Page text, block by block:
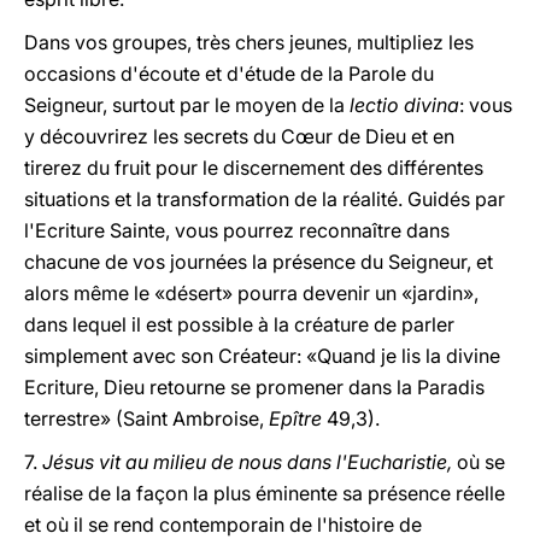
Dans vos groupes, très chers jeunes, multipliez les
occasions d'écoute et d'étude de la Parole du
Seigneur, surtout par le moyen de la lectio divina: vous
y découvrirez les secrets du Cœur de Dieu et en
tirerez du fruit pour le discernement des différentes
situations et la transformation de la réalité. Guidés par
l'Ecriture Sainte, vous pourrez reconnaître dans
chacune de vos journées la présence du Seigneur, et
alors même le «désert» pourra devenir un «jardin»,
dans lequel il est possible à la créature de parler
simplement avec son Créateur: «Quand je lis la divine
Ecriture, Dieu retourne se promener dans la Paradis
terrestre» (Saint Ambroise, Epître 49,3).
7. Jésus vit au milieu de nous dans l'Eucharistie, où se
réalise de la façon la plus éminente sa présence réelle
et où il se rend contemporain de l'histoire de